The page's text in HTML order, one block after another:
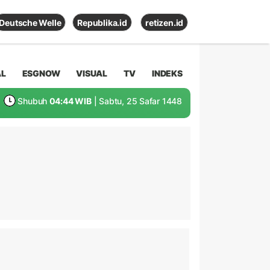
Deutsche Welle Republika.id retizen.id
ESGNOW VISUAL TV INDEKS
Shubuh 04:44 WIB | Sabtu, 25 Safar 1448